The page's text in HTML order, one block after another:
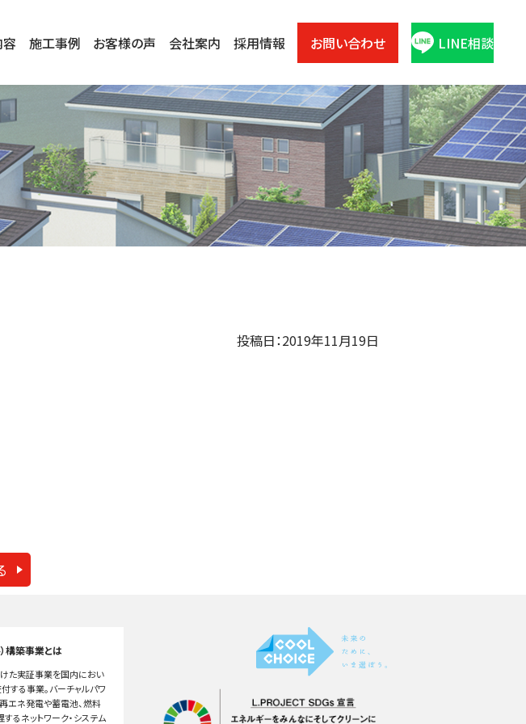
施工事例 お客様の声 会社案内 採用情報 お問い合わせ LINE相談
投稿日：2019年11月19日
構築事業とは
た実証事業を国内におい
する事業。バーチャルパワ
エネ発電や蓄電池、燃料
るネットワーク・システム